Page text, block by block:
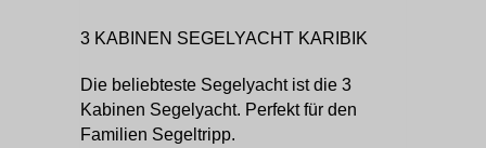
3 KABINEN SEGELYACHT KARIBIK
Die beliebteste Segelyacht ist die 3
Kabinen Segelyacht. Perfekt für den
Familien Segeltripp.